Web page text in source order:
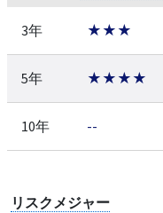
3年 ★★★
5年 ★★★★
10年 --
リスクメジャー